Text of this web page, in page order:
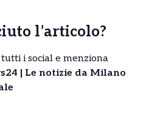
l’articolo?
i social e menziona
| Le notizie da Milano